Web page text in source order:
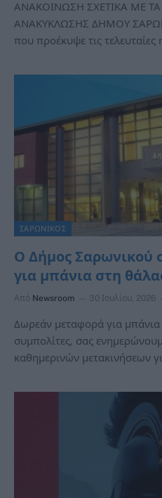
ΑΝΑΚΟΙΝΩΣΗ ΣΧΕΤΙΚΑ ΜΕ
ΑΝΑΚΥΚΛΩΣΗΣ ΔΗΜΟΥ
που προέκυψε τις
ΣΑΡΩΝΙΚΟΣ
Ο Δήμος Σαρωνικού
για μπάνια στη
Από Newsroom 30 Ιουλίου, 2026
Δωρεάν μεταφορά για
συμπολίτες, σας
καθημερινών μετακινήσεων